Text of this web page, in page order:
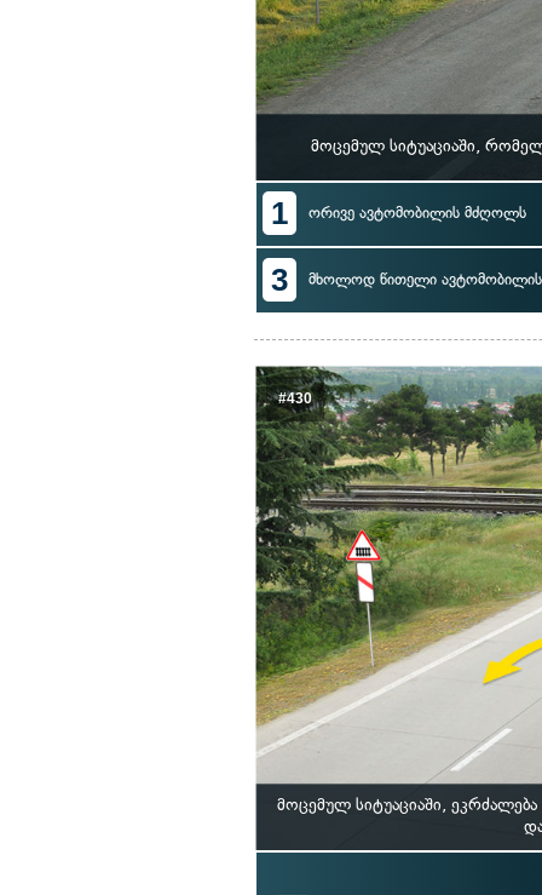
მოცემულ სიტუაციაში,
1 ორივე ავტომობილის მძღოლს
3 მხოლოდ წითელი
#430
მოცემულ სიტუაციაში,